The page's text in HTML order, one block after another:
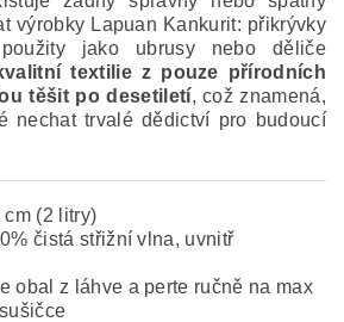
výrobky Lapuan Kankurit: přikrývky
jako ubrusy nebo děliče
textilie z pouze přírodních
těšit po desetiletí, což znamená,
nechat trvalé dědictví pro budoucí
cm (2 litry)
čistá střižní vlna, uvnitř
obal z láhve a perte ručně na max